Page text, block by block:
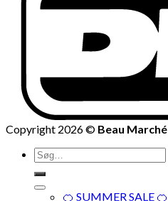
Copyright 2026 © Beau Marché
Søg
efter:
🍊 SUMMER SALE 🍊